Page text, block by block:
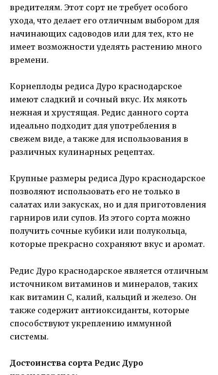
вредителям. Этот сорт не требует особого
ухода, что делает его отличным выбором для
начинающих садоводов или для тех, кто не
имеет возможности уделять растению много
времени.
Корнеплоды редиса Дуро краснодарское
имеют сладкий и сочный вкус. Их мякоть
нежная и хрустящая. Редис данного сорта
идеально подходит для употребления в
свежем виде, а также для использования в
различных кулинарных рецептах.
Крупные размеры редиса Дуро краснодарское
позволяют использовать его не только в
салатах или закусках, но и для приготовления
гарниров или супов. Из этого сорта можно
получить сочные кубики или полукольца,
которые прекрасно сохраняют вкус и аромат.
Редис Дуро краснодарское является отличным
источником витаминов и минералов, таких
как витамин С, калий, кальций и железо. Он
также содержит антиоксиданты, которые
способствуют укреплению иммунной
системы.
Достоинства сорта Редис Дуро